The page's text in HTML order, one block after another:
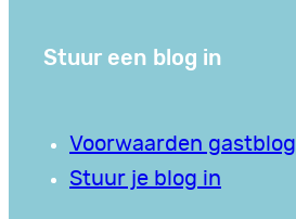
Stuur een blog in
Voorwaarden gastblog
Stuur je blog in